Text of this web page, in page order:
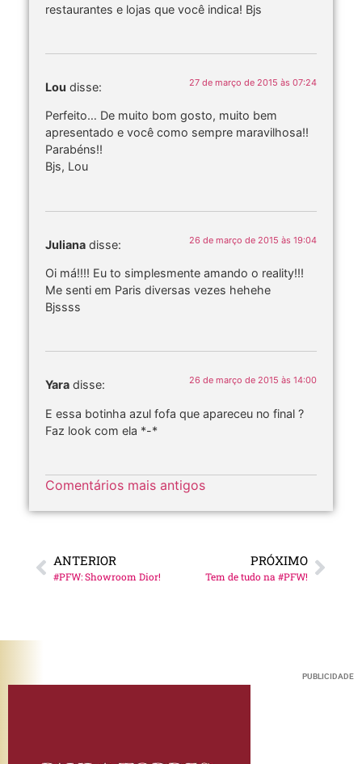
restaurantes e lojas que você indica! Bjs
Lou disse: 27 de março de 2015 às 07:24
Perfeito… De muito bom gosto, muito bem
apresentado e você como sempre maravilhosa!!
Parabéns!!
Bjs, Lou
Juliana disse: 26 de março de 2015 às 19:04
Oi má!!!! Eu to simplesmente amando o reality!!!
Me senti em Paris diversas vezes hehehe
Bjssss
Yara disse: 26 de março de 2015 às 14:00
E essa botinha azul fofa que apareceu no final ?
Faz look com ela *-*
Comentários mais antigos
ANTERIOR
#PFW: Showroom Dior!
PRÓXIMO
Tem de tudo na #PFW!
PUBLICIDADE